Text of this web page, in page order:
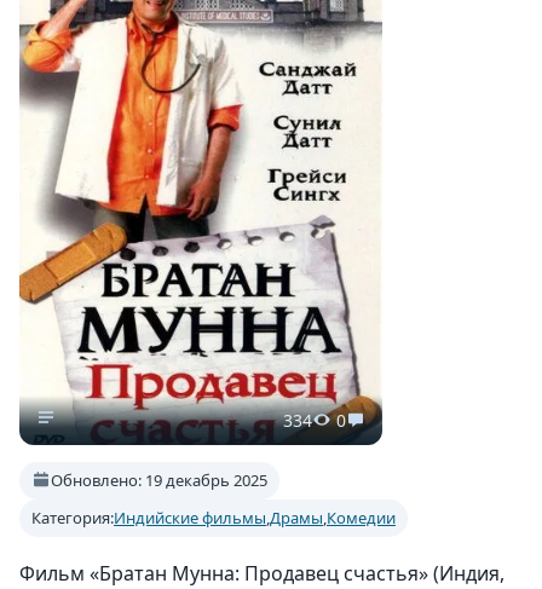
334 0
Обновлено: 19 декабрь 2025
Категория:Индийские фильмы,Драмы,Комедии
Фильм «Братан Мунна: Продавец счастья» (Индия,